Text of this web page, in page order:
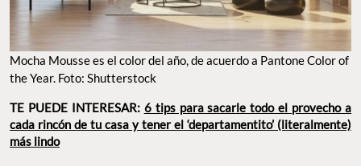
Mocha Mousse es el color del año, de acuerdo a Pantone Color of
the Year. Foto: Shutterstock
TE PUEDE INTERESAR: 6 tips para sacarle todo el provecho a
cada rincón de tu casa y tener el ‘departamentito’ (literalmente)
más lindo